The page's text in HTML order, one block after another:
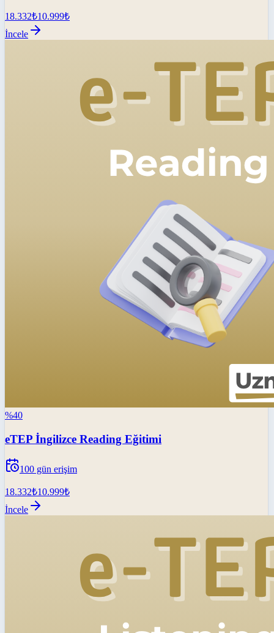
18.332₺10.999₺
İncele
%40
eTEP İngilizce Reading Eğitimi
100 gün erişim
18.332₺10.999₺
İncele